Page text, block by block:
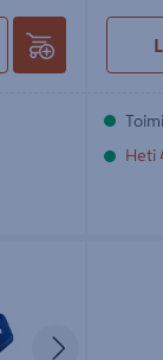
Heti